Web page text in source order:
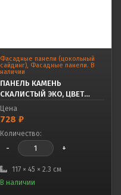
Фасадные панели (цокольный
сайдинг), Фасадные панели. В
наличии
ПАНЕЛЬ КАМЕНЬ
СКАЛИСТЫЙ ЭКО, ЦВЕТ
ГРАФИТ
Цена
728 ₽
Количество:
- +
117 × 45 × 2.3 см
В наличии